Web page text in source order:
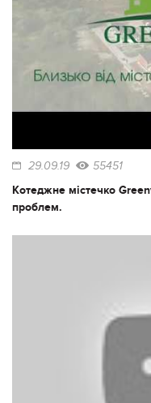
29.09.19 55451
Котеджне містечко
проблем.